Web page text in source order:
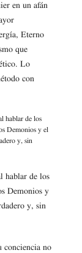
en un afán
Eterno
que
Lo
con
hablar de los
Demonios y el
y, sin
hablar de los
Demonios y
y, sin
conciencia no